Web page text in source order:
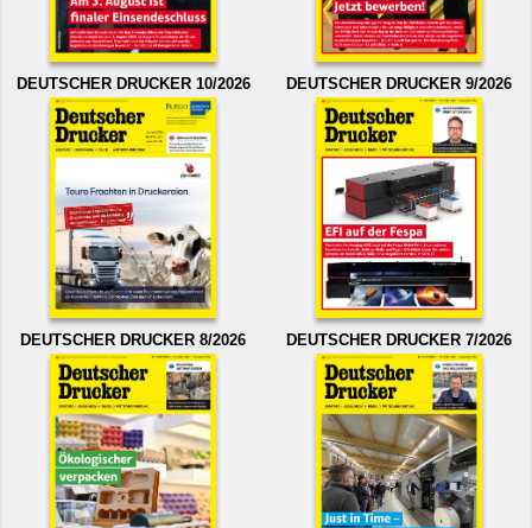
DEUTSCHER DRUCKER 10/2026 DEUTSCHER DRUCKER 9/2026
DEUTSCHER DRUCKER 8/2026 DEUTSCHER DRUCKER 7/2026